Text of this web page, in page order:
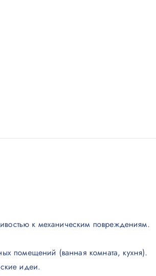
к механическим повреждениям.
помещений (ванная комната, кухня).
идеи.